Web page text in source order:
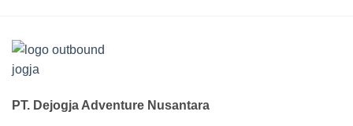
PT. Dejogja Adventure Nusantara